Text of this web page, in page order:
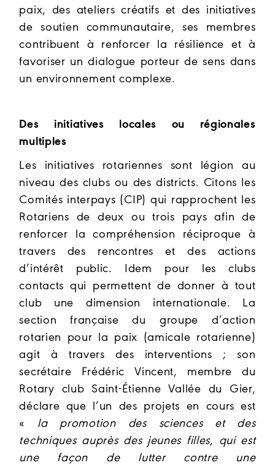
paix, des ateliers créatifs et des initiatives
de soutien communautaire, ses membres
contribuent à renforcer la résilience et à
favoriser un dialogue porteur de sens dans
un environnement complexe.
Des initiatives locales ou régionales
multiples
Les initiatives rotariennes sont légion au
niveau des clubs ou des districts. Citons les
Comités interpays (CIP) qui rapprochent les
Rotariens de deux ou trois pays afin de
renforcer la compréhension réciproque à
travers des rencontres et des actions
d’intérêt public. Idem pour les clubs
contacts qui permettent de donner à tout
club une dimension internationale. La
section française du groupe d’action
rotarien pour la paix (amicale rotarienne)
agit à travers des interventions ; son
secrétaire Frédéric Vincent, membre du
Rotary club Saint-Étienne Vallée du Gier,
déclare que l’un des projets en cours est
« la promotion des sciences et des
techniques auprès des jeunes filles, qui est
une façon de lutter contre une